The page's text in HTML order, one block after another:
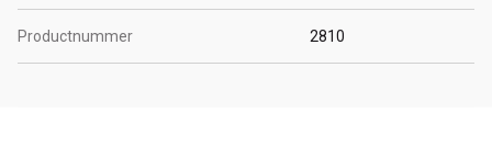
Productnummer 2810